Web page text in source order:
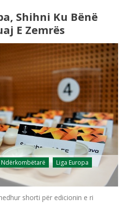
Shihni Ku Bënë
E Zemrës
Ndërkombëtarë Liga Europa
shorti për edicionin e ri